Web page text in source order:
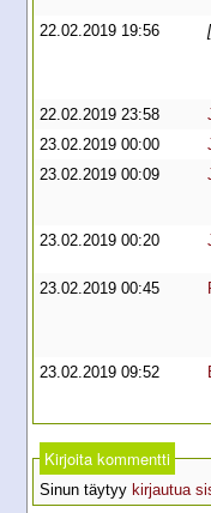
22.02.2019 19:56
22.02.2019 23:58
23.02.2019 00:00
23.02.2019 00:09
23.02.2019 00:20
23.02.2019 00:45
23.02.2019 09:52
Kirjoita kommentti
Sinun täytyy kirjautua